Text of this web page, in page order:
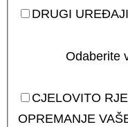
DRUGI
Odaberite
CJELOVITO
OPREMANJE